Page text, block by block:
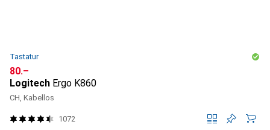
Tastatur
CHF
80.–
Logitech Ergo K860
CH, Kabellos
1072